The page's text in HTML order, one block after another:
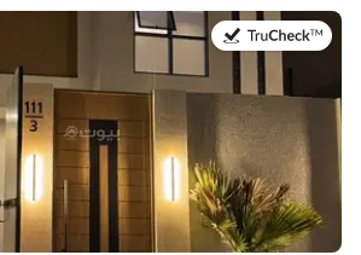
في:26 يوليو 2026